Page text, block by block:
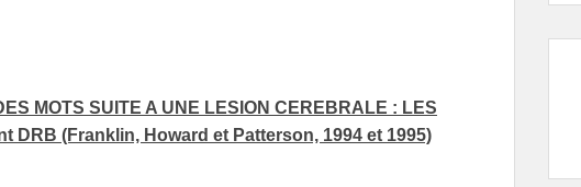
MOTS SUITE A UNE LESION CEREBRALE : LES
DRB (Franklin, Howard et Patterson, 1994 et 1995)